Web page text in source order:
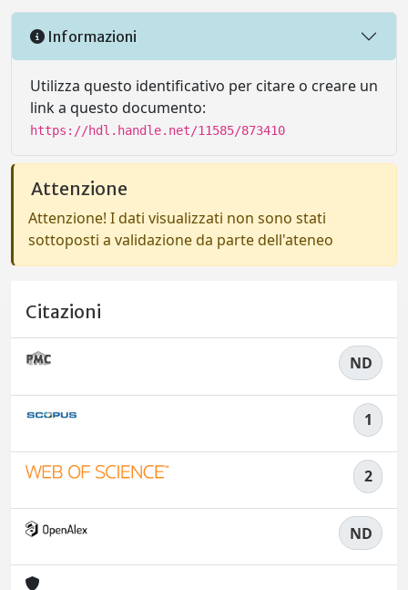
Informazioni
Utilizza questo identificativo per citare o creare un
link a questo documento:
https://hdl.handle.net/11585/873410
Attenzione
Attenzione! I dati visualizzati non sono stati
sottoposti a validazione da parte dell'ateneo
Citazioni
ND
1
2
ND